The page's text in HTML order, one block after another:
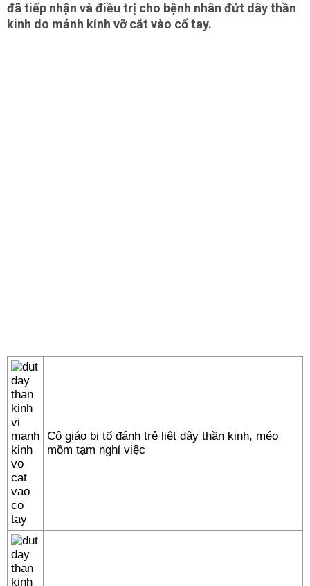
đã tiếp nhận và điều trị cho bệnh nhân đứt dây thần
kinh do mảnh kính vỡ cắt vào cổ tay.
Cô giáo bị tố đánh trẻ liệt dây thần kinh, méo
mồm tạm nghỉ việc